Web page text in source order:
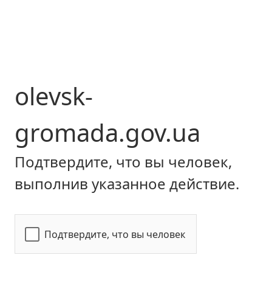
olevsk-
gromada.gov.ua
Подтвердите, что вы человек,
выполнив указанное действие.
Подтвердите, что вы человек